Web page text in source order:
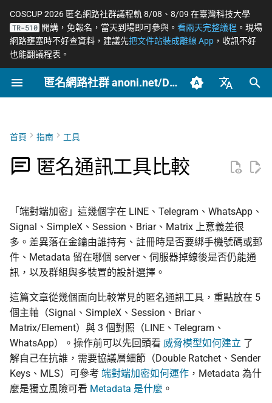
COSCUP 2026 匿名網路社群議程軌 8/08、8/09 在臺灣科技大學
TR-510 開講，免報名，當天到場即可參與。 看兩天完整議程 。現場
網路壅塞時不好查資料，建議先把文件站裝成離線 App ，收訊不好
也能翻議程表。
匿名網路社群 anoni.net/Docs
English (en-US)
正
初
尋
擎
網路自由為什麼重要
威脅模型如何建立
社群平台怎麼收集你的資
料
監控現在做得到什麼
怎麼維持多個網路身分
為什麼匿名支付重要
為什麼要分開比較這些工具
軸度速查表
Signal
Session
Briar
Matrix / Element
不在主名單的工具
LINE
Telegram
一般人平常該做到什麼
社運行動者的數位準備
LGBTQ+ 與性少數的匿名
家暴受害者的數位準備
選舉觀察員的自保
倡議組織的匿名捐款管道
在中國大陸的公開平台傳
播資訊
出差與研討會的數位準備
（東亞與東南亞）
出國前數位安全：用 AI 自
端對端加密如何運作
去中心化網站發布
零知識身分驗證與支付
網路政變 - InterSecLab 摘要
方法論
Geedge 的運營與客戶
封鎖網路隱私與規避工
結論、反思與未來步驟
反擊作為服務的數位威
摘要與主要發現
EtherFabric 與 ADLINK
角色和回應
附錄（凌華科技與經濟
完整聲明）
應
OONI 網站檢測清單
Tor Relays 觀測點
台灣 VASP 法 2026
揭弊者保護法的技術觀察
軟體更新日誌 Tor 更新日誌
OONI 更新日誌
2026
文章類型
OONI
Tor
技術
文章
更新
活動
社群
翻譯文章
開始參與 如何參與與認領主題
BECOME_ANONI
治理章程
社群自架服務
為什麼我們用「正體中
如何搭建 Tor Relay
如何搭建 Tor
橋接
校園 Tor Relay 提案範本
校園 Tor Relay：給校
法務的 FAQ
推動主題
2026 年度路線圖
題
COSCUP 2026 公開徵稿
匿名網路工作坊 2025/08
籌備：匿名網路工作坊
2025/08
持續關注
首頁 指南 工具
匿名通訊工具比較
「端對端加密」這幾個字在 LINE、Telegram、WhatsApp、
Signal、SimpleX、Session、Briar、Matrix 上意義差很
多。差異落在金鑰由誰持有、註冊時是否要綁手機號碼或郵
件、Metadata 留在哪個 server、伺服器掉線後是否仍能通
訊，以及群組與多裝置的設計選擇。
這篇文章從幾個面向比較常見的匿名通訊工具，重點放在 5
個主軸（Signal、SimpleX、Session、Briar、
Matrix/Element）與 3 個對照（LINE、Telegram、
WhatsApp）。操作前可以先回頭看 威脅模型如何建立 了
解自己在抗誰，需要協議層細節（Double Ratchet、Sender
Keys、MLS）可參考 端對端加密如何運作 ，Metadata 為什
麼是獨立風險可看 Metadata 是什麼 。